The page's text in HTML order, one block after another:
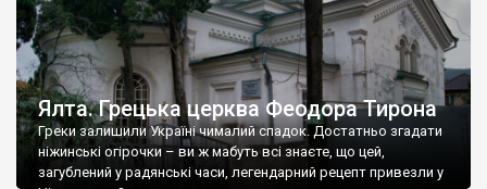
Ялта. Грецька церква Феодора Тирона
Греки залишили Україні чималий спадок. Достатньо згадати
ніжинські огірочки – ви ж мабуть всі знаєте, що цей,
загублений у радянські часи, легендарний рецепт привезли у